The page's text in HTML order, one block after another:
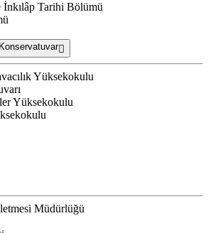
Tarihi Bölümü
Yüksekokulu
Yüksekokulu
Müdürlüğü